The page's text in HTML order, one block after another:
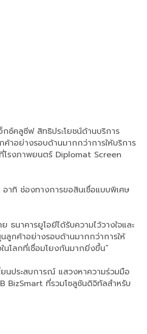
ซ์คลูซีฟ สิทธิประโยชน์ด้านบริการ
าอย่างรอบด้านมากกว่าการให้บริการ
รงภาพยนตร์ Diplomat Screen
าทิ ช่องทางการขอสินเชื่อแบบพิเศษ
นาคารยูโอยีได้รับความไว้วางใจและ
ลูกค้าอย่างรอบด้านมากกว่าการให้
นโลกที่เชื่อมโยงกันมากยิ่งขึ้น”
นประสบการณ์ แสวงหาความร่วมมือ
BizSmart ที่รวมโซลูชันดิจิทัลสำหรับ